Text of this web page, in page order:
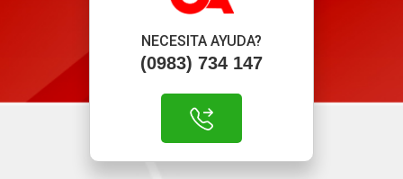
NECESITA AYUDA?
(0983) 734 147